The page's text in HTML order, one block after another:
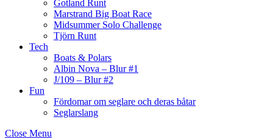
Gotland Runt
Marstrand Big Boat Race
Midsummer Solo Challenge
Tjörn Runt
Tech
Boats & Polars
Albin Nova – Blur #1
J/109 – Blur #2
Fun
Fördomar om seglare och deras båtar
Seglarslang
Close Menu